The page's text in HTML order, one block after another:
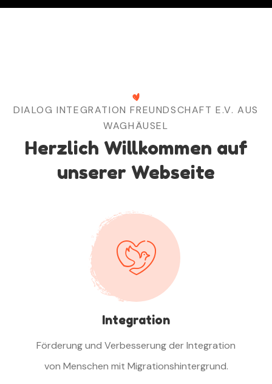
DIALOG INTEGRATION FREUNDSCHAFT E.V. AUS
WAGHÄUSEL
Herzlich Willkommen auf
unserer Webseite
Integration
Förderung und Verbesserung der Integration
von Menschen mit Migrationshintergrund.